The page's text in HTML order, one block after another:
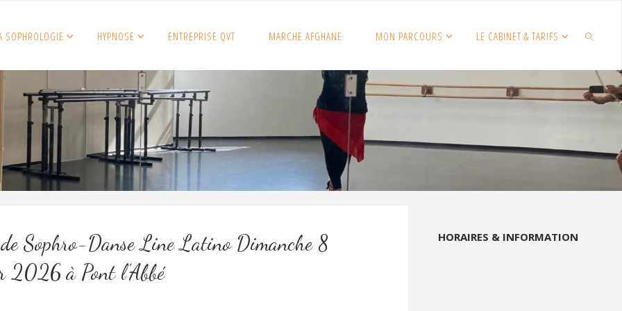
SOPHROLOGIE HYPNOSE ENTREPRISE QVT MARCHE AFGHANE MON PARCOURS LE CABINET & TARIFS
SEARCH
Sophro-Danse Line Latino Dimanche 8
2026 à Pont l’Abbé
HORAIRES & INFORMATION